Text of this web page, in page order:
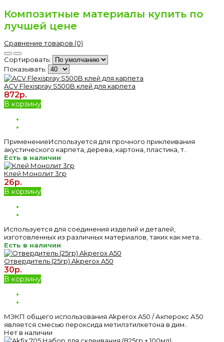
Композитные материалы купить по
лучшей цене
Сравнение товаров (0)
Сортировать:
Показывать:
ACV Flexispray S500B клей для карпета
872р.
В корзину
ПрименениеИспользуется для прочного приклеивания
акустического карпета, дерева, картона, пластика, т..
Есть в наличии
Клей Монолит 3гр
26р.
В корзину
Используется для соединения изделий и деталей,
изготовленных из различных материалов, таких как мета..
Есть в наличии
Отвердитель (25гр) Akperox A50
30р.
В корзину
МЭКП общего использования Akperox A50 / Акперокс А50
является смесью пероксида метилэтилкетона в дим..
Нет в наличии